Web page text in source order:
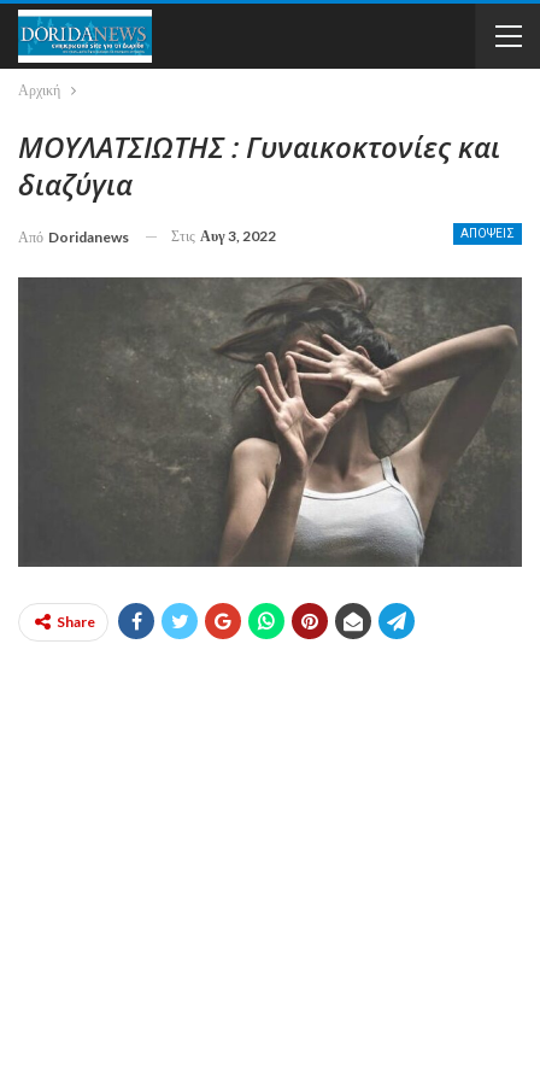
Αρχική
ΜΟΥΛΑΤΣΙΩΤΗΣ : Γυναικοκτονίες και
διαζύγια
ΑΠΟΨΕΙΣ
Από Doridanews Στις Αυγ 3, 2022
Share